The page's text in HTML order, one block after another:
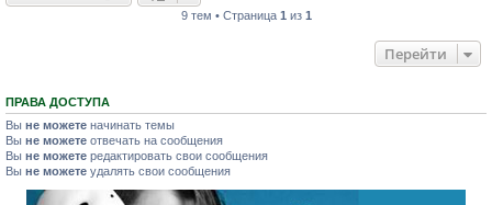
9 тем • Страница 1 из 1
Перейти
ПРАВА ДОСТУПА
Вы не можете начинать темы
Вы не можете отвечать на сообщения
Вы не можете редактировать свои сообщения
Вы не можете удалять свои сообщения